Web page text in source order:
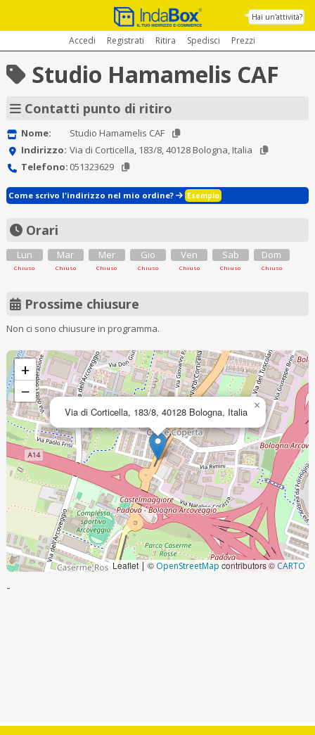
Hai un'attività?
Accedi Registrati Ritira Spedisci Prezzi
Studio Hamamelis CAF
Contatti punto di ritiro
Nome:
Studio Hamamelis CAF
Indirizzo: Via di Corticella, 183/8, 40128 Bologna, Italia
Telefono: 051323629
Come scrivo l'indirizzo nel mio ordine? Esempio
Orari
Lun
Chiuso
Mar
Chiuso
Mer
Chiuso
Gio
Chiuso
Ven
Chiuso
Sab
Chiuso
Dom
Chiuso
Prossime chiusure
Non ci sono chiusure in programma.
Via di Corticella, 183/8, 40128 Bologna, Italia ×
+
−
Leaflet | © OpenStreetMap contributors © CARTO
-